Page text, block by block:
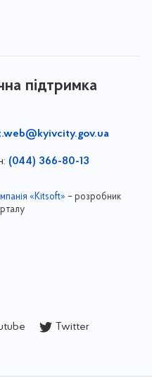
підтримка
(044) 366-80-13
«Kitsoft» – розробник
Twitter